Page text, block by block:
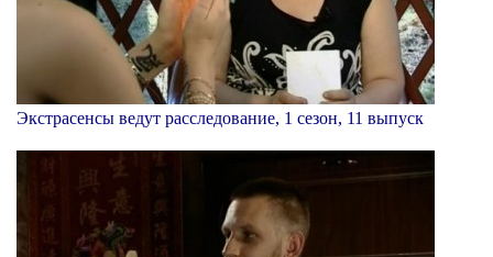
Экстрасенсы ведут расследование, 1 сезон, 11 выпуск